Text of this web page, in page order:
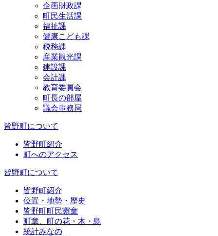
企画財政課
町民生活課
福祉課
健康こども課
税務課
産業観光課
建設課
会計課
教育委員会
町長の部屋
議会事務局
皆野町について
皆野町紹介
町へのアクセス
皆野町について
皆野町紹介
位置・地勢・歴史
皆野町町民憲章
町章、町の花・木・鳥
統計みなの